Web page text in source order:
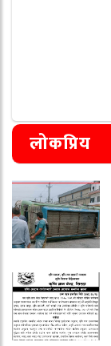
लोकप्रिय